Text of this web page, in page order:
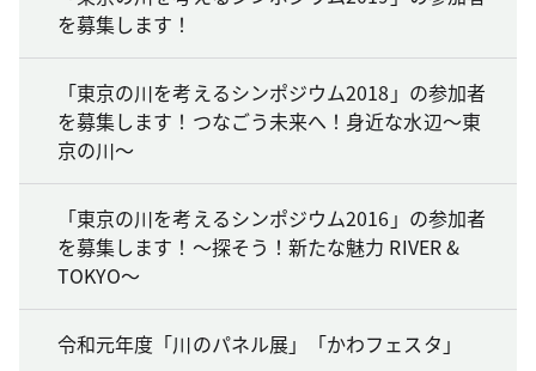
を募集します！
「東京の川を考えるシンポジウム2018」の参加者
を募集します！つなごう未来へ！身近な水辺～東
京の川～
「東京の川を考えるシンポジウム2016」の参加者
を募集します！～探そう！新たな魅力 RIVER &
TOKYO～
令和元年度「川のパネル展」「かわフェスタ」